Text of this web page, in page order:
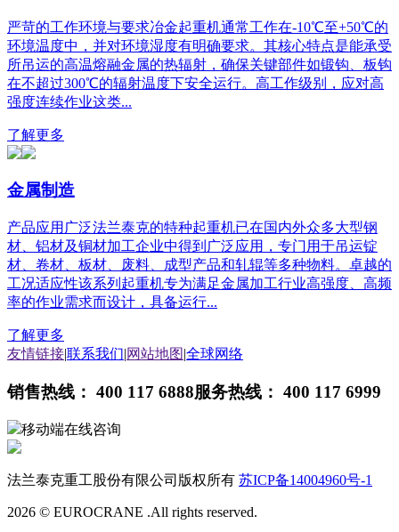
严苛的工作环境与要求冶金起重机通常工作在-10℃至+50℃的
环境温度中，并对环境湿度有明确要求。其核心特点是能承受
所吊运的高温熔融金属的热辐射，确保关键部件如锻钩、板钩
在不超过300℃的辐射温度下安全运行。高工作级别，应对高
强度连续作业这类...
了解更多
金属制造
产品应用广泛法兰泰克的特种起重机已在国内外众多大型钢
材、铝材及铜材加工企业中得到广泛应用，专门用于吊运锭
材、卷材、板材、废料、成型产品和轧辊等多种物料。卓越的
工况适应性该系列起重机专为满足金属加工行业高强度、高频
率的作业需求而设计，具备运行...
了解更多
友情链接|联系我们|网站地图 |全球网络
销售热线： 400 117 6888服务热线： 400 117 6999
移动端在线咨询
法兰泰克重工股份有限公司版权所有 苏ICP备14004960号-1
2026 © EUROCRANE .All rights reserved.